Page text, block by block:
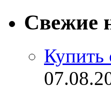
Свежие
Купить